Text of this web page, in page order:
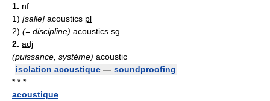
1. nf
1) [salle] acoustics pl
2) (= discipline) acoustics sg
2. adj
(puissance, système) acoustic
isolation acoustique — soundproofing
* * *
acoustique